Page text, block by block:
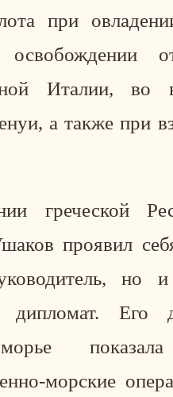
при
освобождении
Италии, во
а также при
греческой
проявил
но
Его
морские